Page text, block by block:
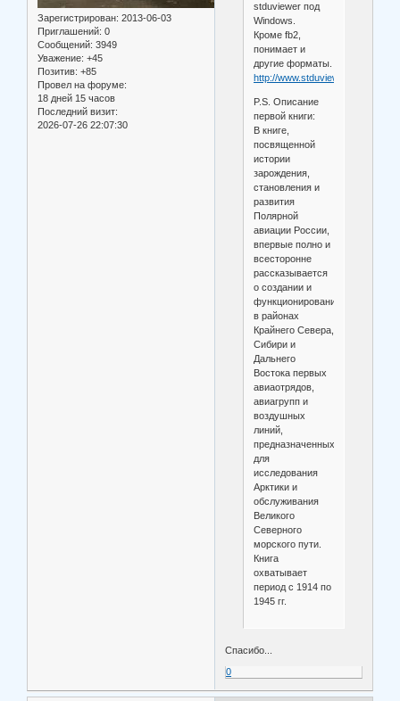
Зарегистрирован: 2013-06-03
Приглашений: 0
Сообщений: 3949
Уважение: +45
Позитив: +85
Провел на форуме:
18 дней 15 часов
Последний визит:
2026-07-26 22:07:30
stduviewer под
Windows.
Кроме fb2,
понимает и
другие форматы.
http://www.stduviewer.ru
P.S. Описание
первой книги:
В книге,
посвященной
истории
зарождения,
становления и
развития
Полярной
авиации России,
впервые полно и
всесторонне
рассказывается
о создании и
функционировании
в районах
Крайнего Севера,
Сибири и
Дальнего
Востока первых
авиаотрядов,
авиагрупп и
воздушных
линий,
предназначенных
для
исследования
Арктики и
обслуживания
Великого
Северного
морского пути.
Книга
охватывает
период с 1914 по
1945 гг.
Спасибо...
0